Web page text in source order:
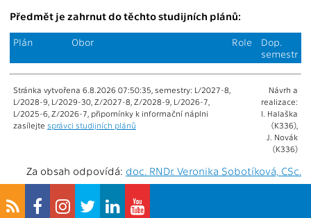
Předmět je zahrnut do těchto studijních plánů:
Plán Obor Role
Dop.
semestr
Stránka vytvořena 6.8.2026 07:50:35, semestry: L/2027-8,
L/2028-9, L/2029-30, Z/2027-8, Z/2028-9, L/2026-7,
L/2025-6, Z/2026-7, připomínky k informační náplni
zasílejte správci studijních plánů
Návrh a
realizace:
I. Halaška
(K336),
J. Novák
(K336)
Za obsah odpovídá: doc. RNDr. Veronika Sobotíková, CSc.